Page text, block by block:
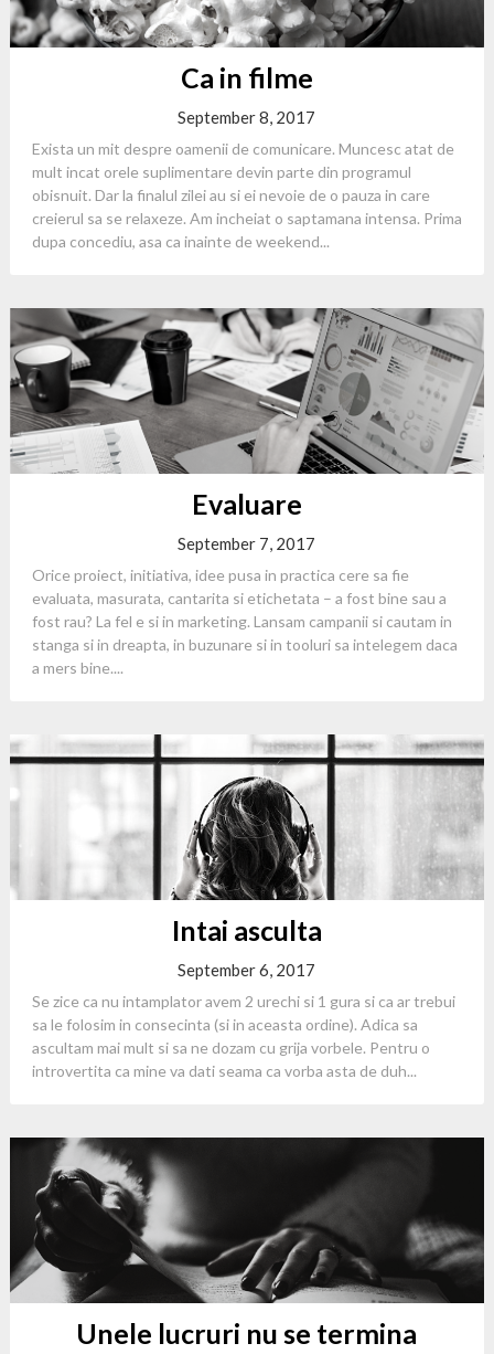
Ca in filme
September 8, 2017
Exista un mit despre oamenii de comunicare. Muncesc atat de
mult incat orele suplimentare devin parte din programul
obisnuit. Dar la finalul zilei au si ei nevoie de o pauza in care
creierul sa se relaxeze. Am incheiat o saptamana intensa. Prima
dupa concediu, asa ca inainte de weekend...
Evaluare
September 7, 2017
Orice proiect, initiativa, idee pusa in practica cere sa fie
evaluata, masurata, cantarita si etichetata – a fost bine sau a
fost rau? La fel e si in marketing. Lansam campanii si cautam in
stanga si in dreapta, in buzunare si in tooluri sa intelegem daca
a mers bine....
Intai asculta
September 6, 2017
Se zice ca nu intamplator avem 2 urechi si 1 gura si ca ar trebui
sa le folosim in consecinta (si in aceasta ordine). Adica sa
ascultam mai mult si sa ne dozam cu grija vorbele. Pentru o
introvertita ca mine va dati seama ca vorba asta de duh...
Unele lucruri nu se termina